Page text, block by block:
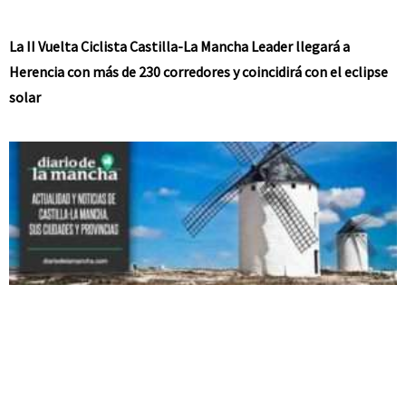
La II Vuelta Ciclista Castilla-La Mancha Leader llegará a
Herencia con más de 230 corredores y coincidirá con el eclipse
solar